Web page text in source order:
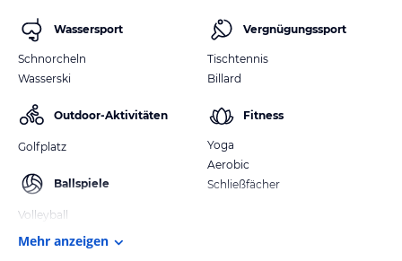
Wassersport
Schnorcheln
Wasserski
Outdoor-Aktivitäten
Golfplatz
Ballspiele
Volleyball
Vergnügungssport
Tischtennis
Billard
Fitness
Yoga
Aerobic
Schließfächer
Mehr anzeigen